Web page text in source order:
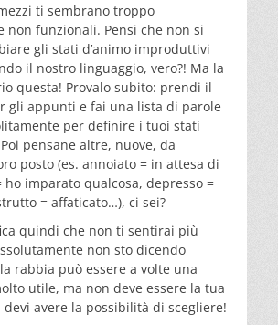
ti sembrano troppo
non funzionali. Pensi che non si
gli stati d’animo improduttivi
il nostro linguaggio, vero?! Ma la
questa! Provalo subito: prendi il
gli appunti e fai una lista di parole
per definire i tuoi stati
pensane altre, nuove, da
posto (es. annoiato = in attesa di
imparato qualcosa, depresso =
= affaticato…), ci sei?
quindi che non ti sentirai più
non sto dicendo
rabbia può essere a volte una
utile, ma non deve essere la tua
devi avere la possibilità di scegliere!